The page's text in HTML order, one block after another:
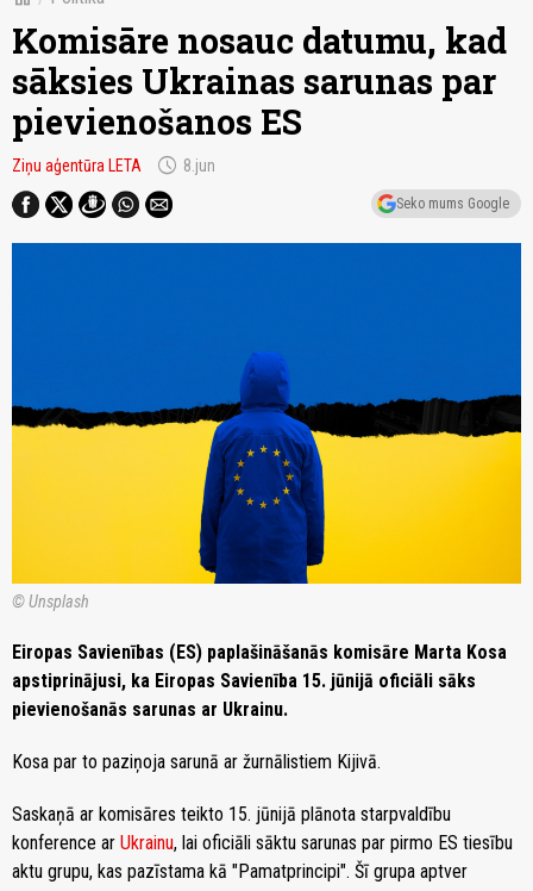
Komisāre nosauc datumu, kad
sāksies Ukrainas sarunas par
pievienošanos ES
Ziņu aģentūra LETA schedule 8.jun
Seko mums Google
© Unsplash
Eiropas Savienības (ES) paplašināšanās komisāre Marta Kosa
apstiprinājusi, ka Eiropas Savienība 15. jūnijā oficiāli sāks
pievienošanās sarunas ar Ukrainu.
Kosa par to paziņoja sarunā ar žurnālistiem Kijivā.
Saskaņā ar komisāres teikto 15. jūnijā plānota starpvaldību
konference ar Ukrainu, lai oficiāli sāktu sarunas par pirmo ES tiesību
aktu grupu, kas pazīstama kā "Pamatprincipi". Šī grupa aptver